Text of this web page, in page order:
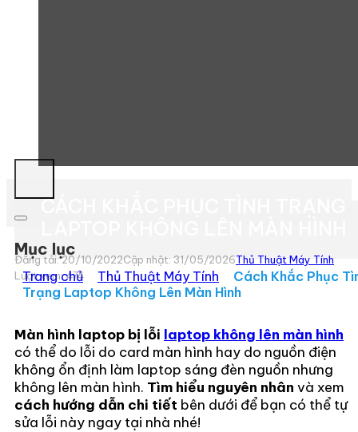
CÁCH KHẮC PHỤC TÌNH TRẠNG
Trang chủ» Thủ Thuật Máy Tính
Cách Khắc Phục
Trạng Laptop Không Lên Màn Hình
Đăng tải: 20/10/2022Cập nhật: 31/05/2026Thủ Thuật Máy Tính
Lượt xem: 474
Mục lục
Màn hình laptop bị lỗi laptop không lên màn hình
có thể do lỗi do card màn hình hay do nguồn điện
không ổn định làm laptop sáng đèn nguồn nhưng
không lên màn hình. Tìm hiểu nguyên nhân và xem
cách hướng dẫn chi tiết bên dưới để bạn có thể tự
sửa lỗi này ngay tại nhà nhé!